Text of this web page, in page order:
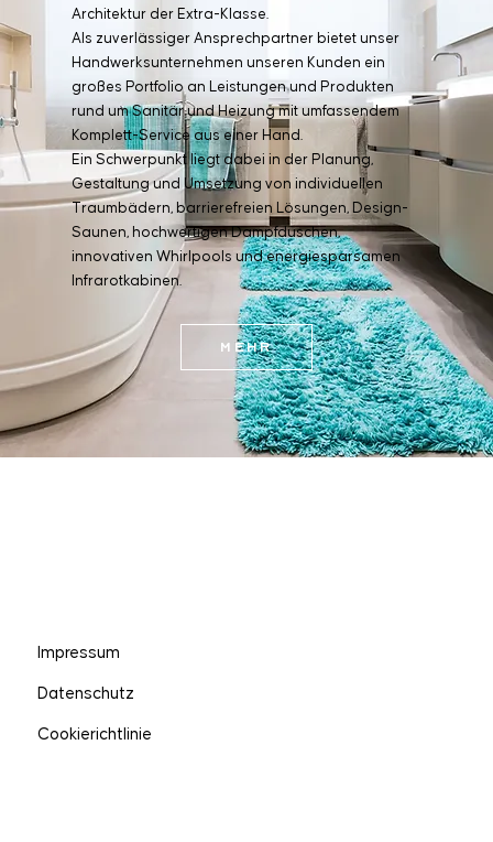
Architektur der Extra-Klasse.
Als zuverlässiger Ansprechpartner bietet unser
Handwerksunternehmen unseren Kunden ein
großes Portfolio an Leistungen und Produkten
rund um Sanitär und Heizung mit umfassendem
Komplett-Service aus einer Hand.
Ein Schwerpunkt liegt dabei in der Planung,
Gestaltung und Umsetzung von individuellen
Traumbädern, barrierefreien Lösungen, Design-
Saunen, hochwertigen Dampfduschen,
innovativen Whirlpools und energiesparsamen
Infrarotkabinen.
Mehr
Impressum
Datenschutz
Cookierichtlinie